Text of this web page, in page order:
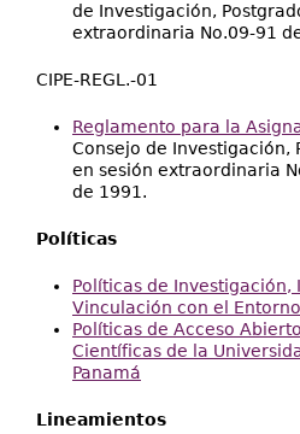
de Investigación,
extraordinaria No.09-91
CIPE-REGL.-01
Reglamento para la
Consejo de Investigación,
en sesión extraordinaria
de 1991.
Políticas
Políticas de Investigación,
Vinculación con el
Políticas de Acceso
Científicas de la
Panamá
Lineamientos